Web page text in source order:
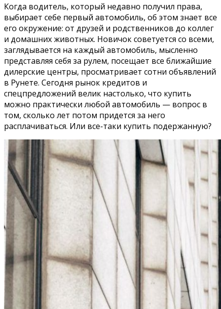
Когда водитель, который недавно получил права,
выбирает себе первый автомобиль, об этом знает все
его окружение: от друзей и родственников до коллег
и домашних животных. Новичок советуется со всеми,
заглядывается на каждый автомобиль, мысленно
представляя себя за рулем, посещает все ближайшие
дилерские центры, просматривает сотни объявлений
в Рунете. Сегодня рынок кредитов и
спецпредложений велик настолько, что купить
можно практически любой автомобиль — вопрос в
том, сколько лет потом придется за него
расплачиваться. Или все-таки купить подержанную?